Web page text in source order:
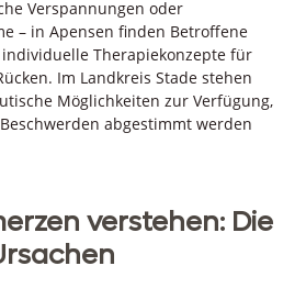
Verspannungen oder
– in Apensen finden Betroffene
Therapiekonzepte für
Im Landkreis Stade stehen
Möglichkeiten zur Verfügung,
abgestimmt werden
verstehen: Die